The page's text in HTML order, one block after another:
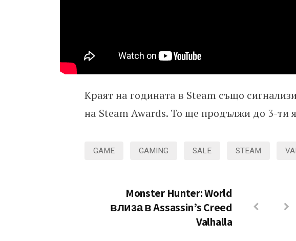
Краят на годината в Steam също
на Steam Awards. То ще продължи до 3-ти
GAME GAMING SALE STEAM
Monster Hunter: World
влиза в Assassin’s Creed
Valhalla